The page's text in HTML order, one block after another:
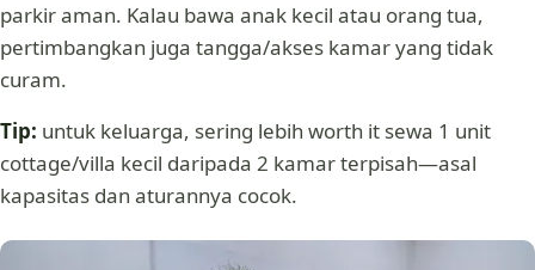
parkir aman. Kalau bawa anak kecil atau orang tua,
pertimbangkan juga tangga/akses kamar yang tidak
curam.
Tip: untuk keluarga, sering lebih worth it sewa 1 unit
cottage/villa kecil daripada 2 kamar terpisah—asal
kapasitas dan aturannya cocok.